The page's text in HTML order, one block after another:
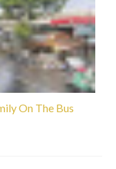
On The Bus